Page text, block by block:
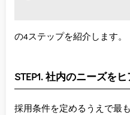
の4ステップを紹介します。
STEP1. 社内のニーズを
採用条件を定めるうえで最